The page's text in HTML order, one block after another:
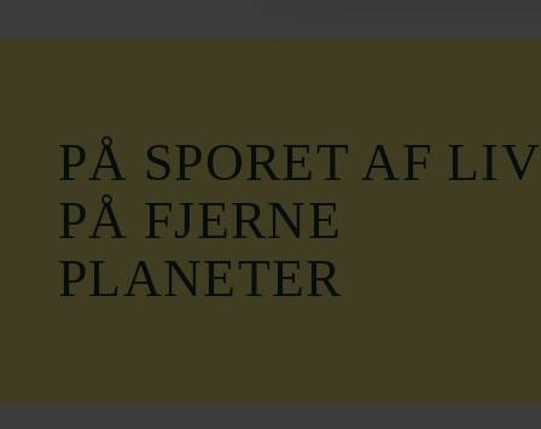
PÅ SPORET AF LIV
PÅ FJERNE
PLANETER